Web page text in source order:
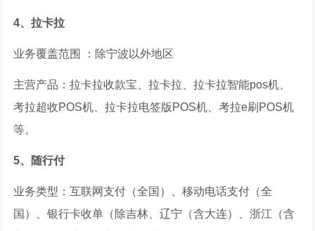
4、拉卡拉
业务覆盖范围 ：除宁波以外地区
主营产品：拉卡拉收款宝、拉卡拉、拉卡拉智能pos机、
考拉超收POS机、拉卡拉电签版POS机、考拉e刷POS机
等。
5、随行付
业务类型：互联网支付（全国）、移动电话支付（全
国）、银行卡收单（除吉林、辽宁（含大连）、浙江（含